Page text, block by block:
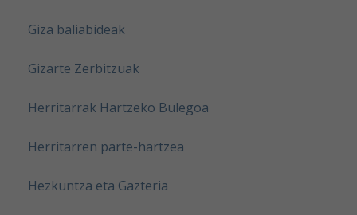
Giza baliabideak
Gizarte Zerbitzuak
Herritarrak Hartzeko Bulegoa
Herritarren parte-hartzea
Hezkuntza eta Gazteria